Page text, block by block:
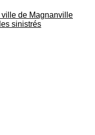
ville de Magnanville
sinistrés